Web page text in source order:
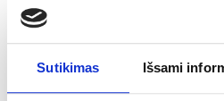
Sutikimas Išsami
krosnelėje, naudojant
galima dėti į indaplovę, tačiau
indaplovėje pasibaigus
Nerekomenduojama naudoti